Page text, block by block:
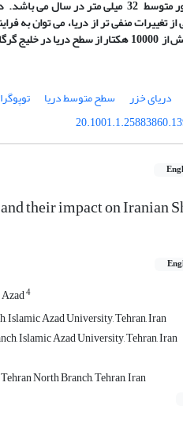
32 میلی متر در سال می باشد.
تغییرات منفی تر از دریا، می
گرگان می
دریای خزر سطح متوسط دریا
their impact on Iranian
4
Islamic Azad University, Tehran, Iran
Islamic Azad University, Tehran, Iran
North Branch, Tehran, Iran